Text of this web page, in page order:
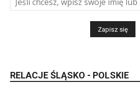
RELACJE ŚLĄSKO - POLSKIE